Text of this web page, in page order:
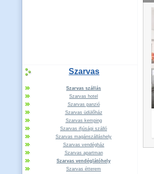
Szarvas
Szarvas szállás
Szarvas hotel
Szarvas panzió
Szarvas üdülőház
Szarvas kemping
Szarvas ifjúsági szálló
Szarvas magánszálláshely
Szarvas vendégház
Szarvas apartman
Szarvas vendéglátóhely
Szarvas étterem